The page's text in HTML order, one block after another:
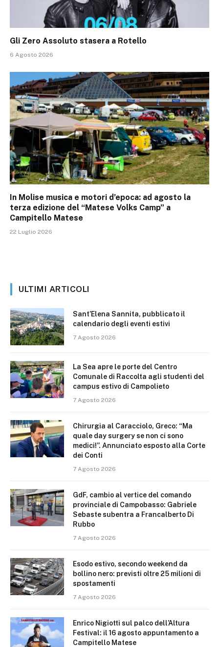
Gli Zero Assoluto stasera a Rotello
6 Agosto 2026
In Molise musica e motori d’epoca: ad agosto la
terza edizione del “Matese Volks Camp” a
Campitello Matese
22 Luglio 2026
ULTIMI ARTICOLI
Sant’Elena Sannita, pubblicato il
calendario degli eventi estivi
7 Agosto 2026
La Sea apre le porte del Centro
Comunale di Raccolta agli studenti del
campus estivo di Campolieto
7 Agosto 2026
Chirurgia al Caracciolo, Greco: “Ma
quale day surgery se non ci sono
medici!”. Annunciato esposto alla Corte
dei Conti
7 Agosto 2026
GdF, cambio al vertice del comando
provinciale di Campobasso: Gabriele
Sebaste subentra a Francalberto Di
Rubbo
7 Agosto 2026
Esodo estivo, secondo weekend da
bollino nero: previsti oltre 25 milioni di
spostamenti
7 Agosto 2026
Enrico Nigiotti sul palco dell’Altura
Festival: il 16 agosto appuntamento a
Campitello Matese